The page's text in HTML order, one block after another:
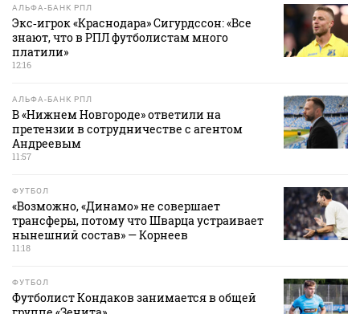
АЛЬФА-БАНК РПЛ
Экс‑игрок «Краснодара» Сигурдссон: «Все
знают, что в РПЛ футболистам много
платили»
12:16
АЛЬФА-БАНК РПЛ
В «Нижнем Новгороде» ответили на
претензии в сотрудничестве с агентом
Андреевым
11:57
ФУТБОЛ
«Возможно, «Динамо» не совершает
трансферы, потому что Шварца устраивает
нынешний состав» — Корнеев
11:18
ФУТБОЛ
Футболист Кондаков занимается в общей